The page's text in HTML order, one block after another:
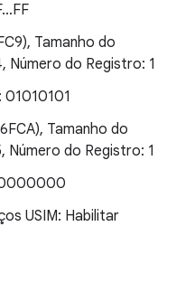
Tamanho do
Número do Registro: 1
01010101
Tamanho do
Número do Registro: 1
USIM: Habilitar